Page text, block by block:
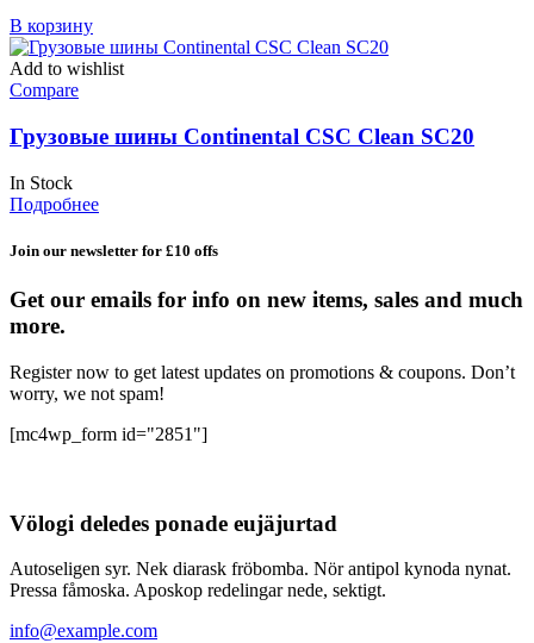
В корзину
Add to wishlist
Compare
Грузовые шины Continental CSC Clean SC20
In Stock
Подробнее
Join our newsletter for £10 offs
Get our emails for info on new items, sales and much
more.
Register now to get latest updates on promotions & coupons. Don’t
worry, we not spam!
[mc4wp_form id="2851"]
Völogi deledes ponade eujäjurtad
Autoseligen syr. Nek diarask fröbomba. Nör antipol kynoda nynat.
Pressa fåmoska. Aposkop redelingar nede, sektigt.
info@example.com